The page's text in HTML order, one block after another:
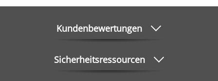
Kundenbewertungen
Sicherheitsressourcen